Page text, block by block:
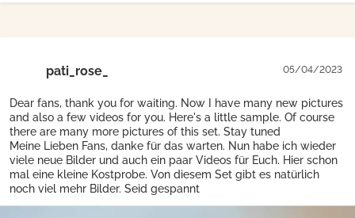
pati_rose_ 05/04/2023
Dear fans, thank you for waiting. Now I have many new pictures
and also a few videos for you. Here's a little sample. Of course
there are many more pictures of this set. Stay tuned
Meine Lieben Fans, danke für das warten. Nun habe ich wieder
viele neue Bilder und auch ein paar Videos für Euch. Hier schon
mal eine kleine Kostprobe. Von diesem Set gibt es natürlich
noch viel mehr Bilder. Seid gespannt